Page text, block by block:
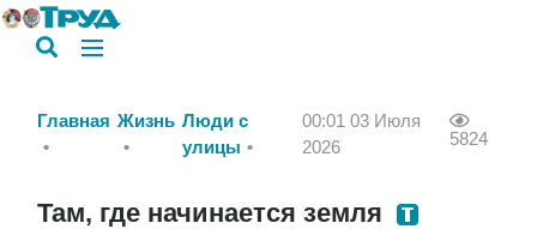
Главная Жизнь Люди с
улицы
00:01 03 Июля
2026
5824
Там, где начинается земля